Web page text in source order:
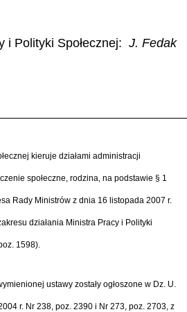
i Polityki Społecznej: J. Fedak
kieruje działami administracji
społeczne, rodzina, na podstawie § 1
Rady Ministrów z dnia 16 listopada 2007 r.
działania Ministra Pracy i Polityki
1598).
ustawy zostały ogłoszone w Dz. U.
r. Nr 238, poz. 2390 i Nr 273, poz. 2703, z